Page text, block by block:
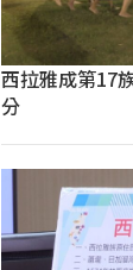
西拉雅成第17
分